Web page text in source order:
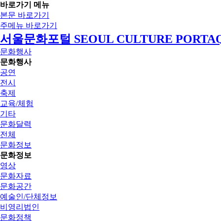
바로가기 메뉴
본문 바로가기
주메뉴 바로가기
서울문화포털 SEOUL CULTURE
문화행사
문화행사
공연
전시
축제
교육/체험
기타
문화달력
전체
문화정보
문화정보
영상
문화자료
문화공간
예술인/단체정보
비영리법인
문화정책